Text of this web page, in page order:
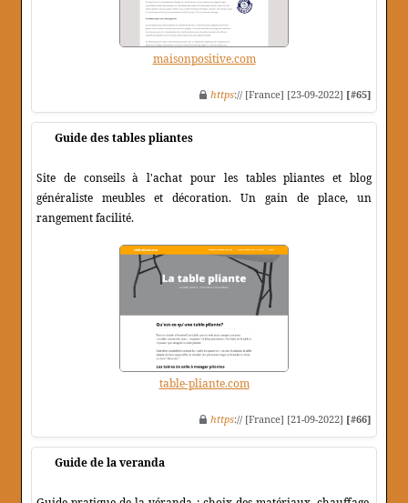
maisonpositive.com
https:// [France] [23-09-2022] [#65]
Guide des tables pliantes
Site de conseils à l'achat pour les tables pliantes et blog
généraliste meubles et décoration. Un gain de place, un
rangement facilité.
table-pliante.com
https:// [France] [21-09-2022] [#66]
Guide de la veranda